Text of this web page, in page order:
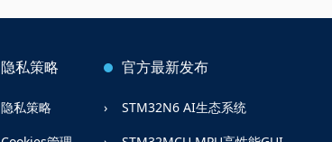
隐私策略
隐私策略
官方最新发布
STM32N6 AI生态系统